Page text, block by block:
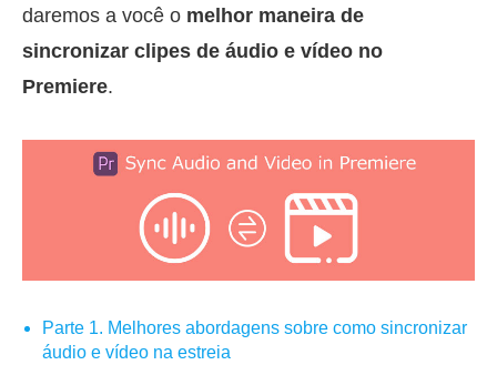
daremos a você o melhor maneira de
sincronizar clipes de áudio e vídeo no
Premiere.
Parte 1. Melhores abordagens sobre como sincronizar
áudio e vídeo na estreia